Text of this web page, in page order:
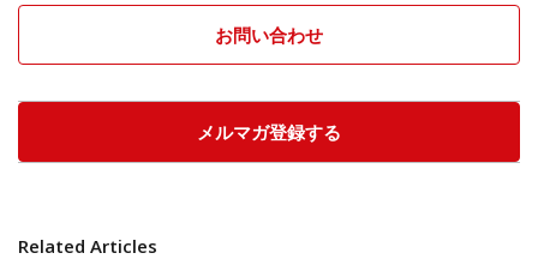
お問い合わせ
メルマガ登録する
Related Articles